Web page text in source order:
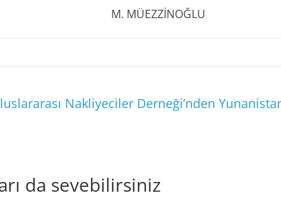
MÜEZZİNOĞLU
Nakliyeciler Derneği’nden
da sevebilirsiniz